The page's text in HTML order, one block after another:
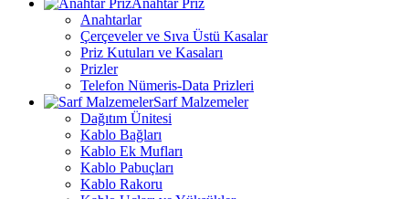
Anahtar Priz
Anahtarlar
Çerçeveler ve Sıva Üstü Kasalar
Priz Kutuları ve Kasaları
Prizler
Telefon Nümeris-Data Prizleri
Sarf Malzemeler
Dağıtım Ünitesi
Kablo Bağları
Kablo Ek Mufları
Kablo Pabuçları
Kablo Rakoru